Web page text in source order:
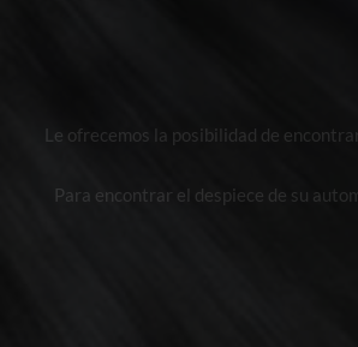
Le ofrecemos la posibilidad de
Para encontrar el despiece de su